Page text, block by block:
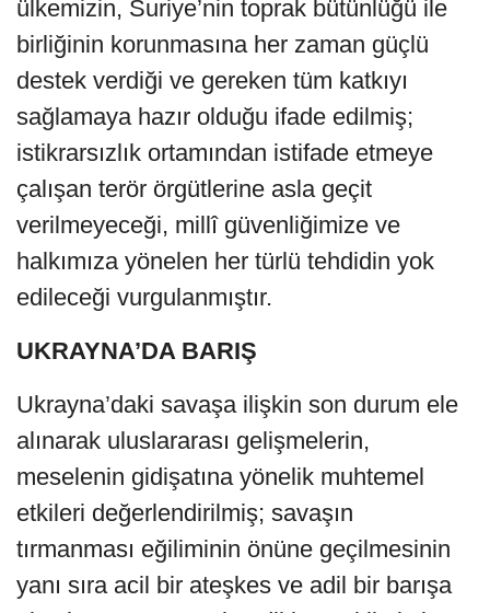
ülkemizin, Suriye’nin toprak bütünlüğü ile
birliğinin korunmasına her zaman güçlü
destek verdiği ve gereken tüm katkıyı
sağlamaya hazır olduğu ifade edilmiş;
istikrarsızlık ortamından istifade etmeye
çalışan terör örgütlerine asla geçit
verilmeyeceği, millî güvenliğimize ve
halkımıza yönelen her türlü tehdidin yok
edileceği vurgulanmıştır.
UKRAYNA’DA BARIŞ
Ukrayna’daki savaşa ilişkin son durum ele
alınarak uluslararası gelişmelerin,
meselenin gidişatına yönelik muhtemel
etkileri değerlendirilmiş; savaşın
tırmanması eğiliminin önüne geçilmesinin
yanı sıra acil bir ateşkes ve adil bir barışa